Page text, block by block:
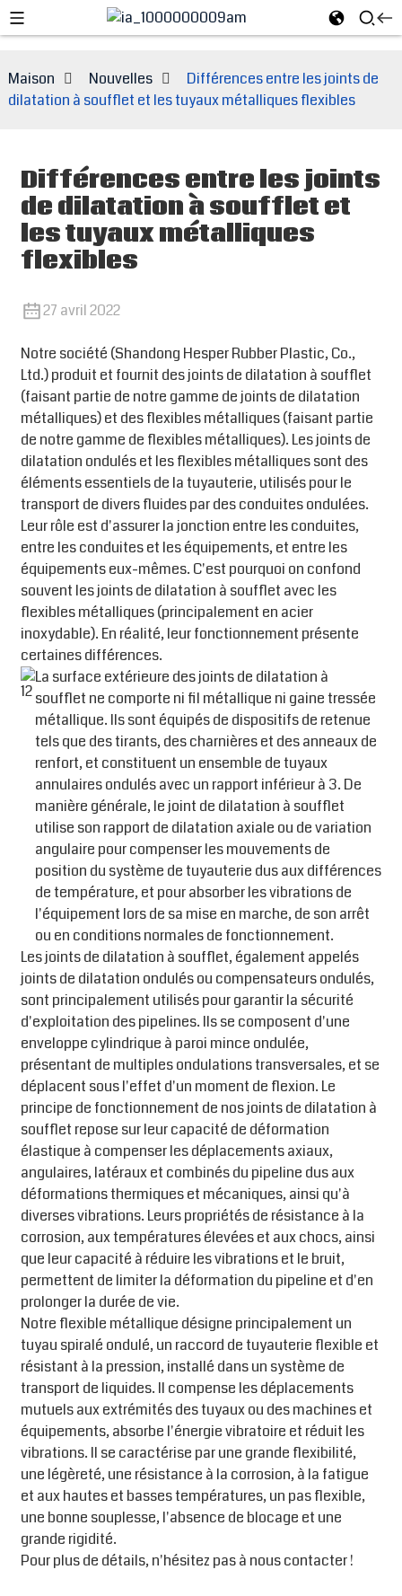
Maison Nouvelles
Différences entre les joints de
dilatation à soufflet et les tuyaux métalliques flexibles
Différences entre les joints
de dilatation à soufflet et
les tuyaux métalliques
flexibles
27 avril 2022
Notre société (Shandong Hesper Rubber Plastic, Co.,
Ltd.) produit et fournit des joints de dilatation à soufflet
(faisant partie de notre gamme de joints de dilatation
métalliques) et des flexibles métalliques (faisant partie
de notre gamme de flexibles métalliques). Les joints de
dilatation ondulés et les flexibles métalliques sont des
éléments essentiels de la tuyauterie, utilisés pour le
transport de divers fluides par des conduites ondulées.
Leur rôle est d'assurer la jonction entre les conduites,
entre les conduites et les équipements, et entre les
équipements eux-mêmes. C'est pourquoi on confond
souvent les joints de dilatation à soufflet avec les
flexibles métalliques (principalement en acier
inoxydable). En réalité, leur fonctionnement présente
certaines différences.
La surface extérieure des joints de dilatation à
soufflet ne comporte ni fil métallique ni gaine tressée
métallique. Ils sont équipés de dispositifs de retenue
tels que des tirants, des charnières et des anneaux de
renfort, et constituent un ensemble de tuyaux
annulaires ondulés avec un rapport inférieur à 3. De
manière générale, le joint de dilatation à soufflet
utilise son rapport de dilatation axiale ou de variation
angulaire pour compenser les mouvements de
position du système de tuyauterie dus aux différences
de température, et pour absorber les vibrations de
l'équipement lors de sa mise en marche, de son arrêt
ou en conditions normales de fonctionnement.
Les joints de dilatation à soufflet, également appelés
joints de dilatation ondulés ou compensateurs ondulés,
sont principalement utilisés pour garantir la sécurité
d'exploitation des pipelines. Ils se composent d'une
enveloppe cylindrique à paroi mince ondulée,
présentant de multiples ondulations transversales, et se
déplacent sous l'effet d'un moment de flexion. Le
principe de fonctionnement de nos joints de dilatation à
soufflet repose sur leur capacité de déformation
élastique à compenser les déplacements axiaux,
angulaires, latéraux et combinés du pipeline dus aux
déformations thermiques et mécaniques, ainsi qu'à
diverses vibrations. Leurs propriétés de résistance à la
corrosion, aux températures élevées et aux chocs, ainsi
que leur capacité à réduire les vibrations et le bruit,
permettent de limiter la déformation du pipeline et d'en
prolonger la durée de vie.
Notre flexible métallique désigne principalement un
tuyau spiralé ondulé, un raccord de tuyauterie flexible et
résistant à la pression, installé dans un système de
transport de liquides. Il compense les déplacements
mutuels aux extrémités des tuyaux ou des machines et
équipements, absorbe l'énergie vibratoire et réduit les
vibrations. Il se caractérise par une grande flexibilité,
une légèreté, une résistance à la corrosion, à la fatigue
et aux hautes et basses températures, un pas flexible,
une bonne souplesse, l'absence de blocage et une
grande rigidité.
Pour plus de détails, n'hésitez pas à nous contacter !